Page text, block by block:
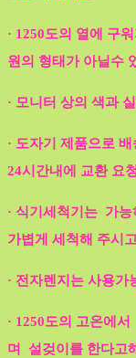
· 1250도의 열에 구
원의 형태가 아닐수
· 모니터 상의 색과
· 도자기 제품으로
24시간내에 교환 요
· 식기세척기는 가
가볍게 세척해 주시
· 전자렌지는 사용
· 1250도의 고온에
며 설겆이를 한다고